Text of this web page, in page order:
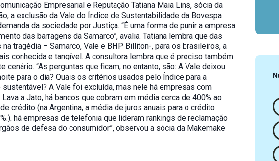
Empresarial e Reputação Tatiana Maia Lins, sócia da
a exclusão da Vale do Índice de Sustentabilidade da Bovespa
da sociedade por Justiça. “É uma forma de punir a empresa
das barragens da Samarco”, avalia. Tatiana lembra que das
tragédia – Samarco, Vale e BHP Billiton-, para os brasileiros, a
conhecida e tangível. A consultora lembra que é preciso também
cenário. “As perguntas que ficam, no entanto, são: A Vale deixou
para o dia? Quais os critérios usados pelo Índice para a
sustentável? A Vale foi excluída, mas nele há empresas com
a Jato, há bancos que cobram em média cerca de 400% ao
crédito (na Argentina, a média de juros anuais para o crédito
há empresas de telefonia que lideram rankings de reclamação
de defesa do consumidor”, observou a sócia da Makemake